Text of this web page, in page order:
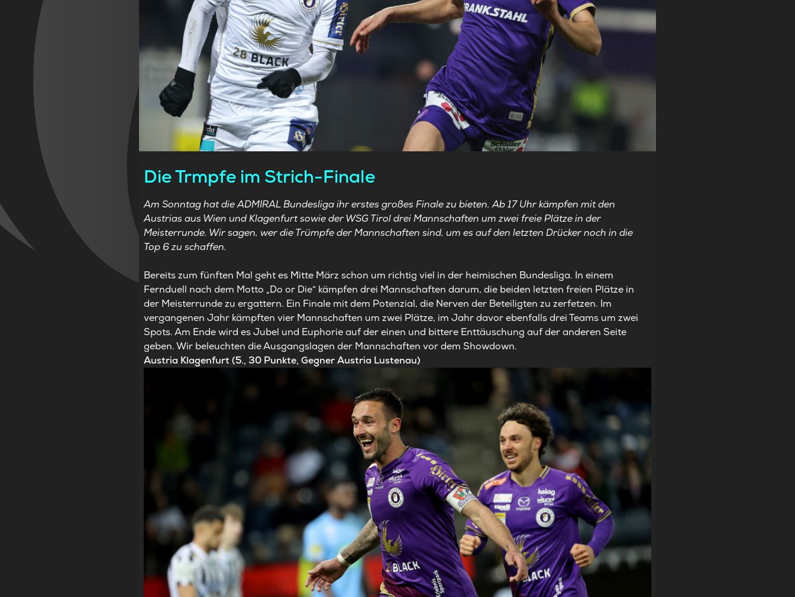
Die Trmpfe im Strich-Finale
Am Sonntag hat die ADMIRAL Bundesliga ihr erstes großes Finale zu bieten. Ab 17 Uhr kämpfen mit den
Austrias aus Wien und Klagenfurt sowie der WSG Tirol drei Mannschaften um zwei freie Plätze in der
Meisterrunde. Wir sagen, wer die Trümpfe der Mannschaften sind, um es auf den letzten Drücker noch in die
Top 6 zu schaffen.
Bereits zum fünften Mal geht es Mitte März schon um richtig viel in der heimischen Bundesliga. In einem
Fernduell nach dem Motto „Do or Die“ kämpfen drei Mannschaften darum, die beiden letzten freien Plätze in
der Meisterrunde zu ergattern. Ein Finale mit dem Potenzial, die Nerven der Beteiligten zu zerfetzen. Im
vergangenen Jahr kämpften vier Mannschaften um zwei Plätze, im Jahr davor ebenfalls drei Teams um zwei
Spots. Am Ende wird es Jubel und Euphorie auf der einen und bittere Enttäuschung auf der anderen Seite
geben. Wir beleuchten die Ausgangslagen der Mannschaften vor dem Showdown.
Austria Klagenfurt (5., 30 Punkte, Gegner Austria Lustenau)